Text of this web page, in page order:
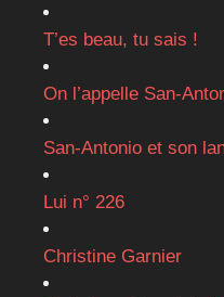
T’es beau, tu sais !
On l’appelle San-
San-Antonio et son
Lui n° 226
Christine Garnier